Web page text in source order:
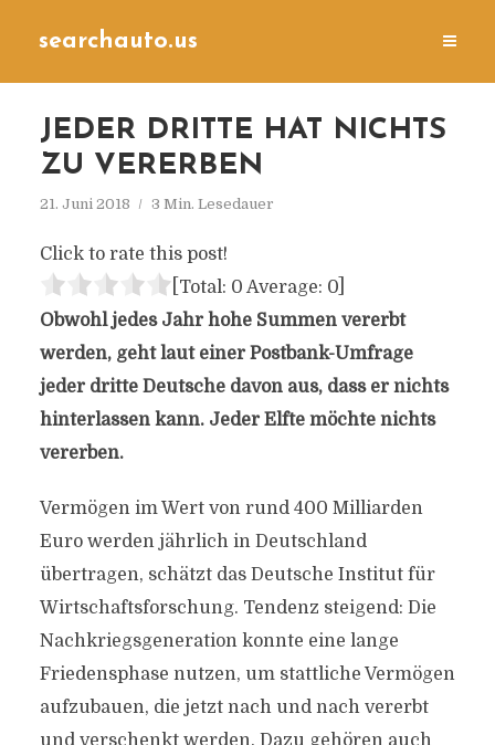
searchauto.us
JEDER DRITTE HAT NICHTS
ZU VERERBEN
21. Juni 2018 3 Min. Lesedauer
Click to rate this post!
[Total: 0 Average: 0]
Obwohl jedes Jahr hohe Summen vererbt
werden, geht laut einer Postbank-Umfrage
jeder dritte Deutsche davon aus, dass er nichts
hinterlassen kann. Jeder Elfte möchte nichts
vererben.
Vermögen im Wert von rund 400 Milliarden
Euro werden jährlich in Deutschland
übertragen, schätzt das Deutsche Institut für
Wirtschaftsforschung. Tendenz steigend: Die
Nachkriegsgeneration konnte eine lange
Friedensphase nutzen, um stattliche Vermögen
aufzubauen, die jetzt nach und nach vererbt
und verschenkt werden. Dazu gehören auch